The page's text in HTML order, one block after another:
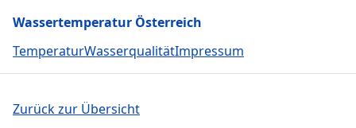
Wassertemperatur Österreich
TemperaturWasserqualitätImpressum
Zurück zur Übersicht